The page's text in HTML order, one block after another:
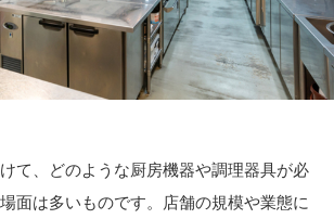
て、どのような厨房機器や調理器具が必
面は多いものです。店舗の規模や業態に